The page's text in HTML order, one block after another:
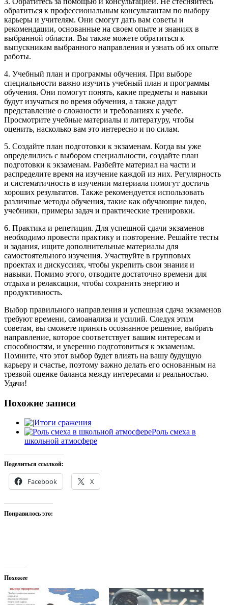
обратиться к профессиональным консультантам по выбору
карьеры и учителям. Они смогут дать вам советы и
рекомендации, основанные на своем опыте и знаниях в
выбранной области. Вы также можете обратиться к
выпускникам выбранного направления и узнать об их опыте
работы.
4. Учебный план и программы обучения. При выборе
специальности важно изучить учебный план и программы
обучения. Они помогут понять, какие предметы и навыки
будут изучаться во время обучения, а также дадут
представление о сложности и требованиях к учебе.
Просмотрите учебные материалы и литературу, чтобы
оценить, насколько вам это интересно и по силам.
5. Создайте план подготовки к экзаменам. Когда вы уже
определились с выбором специальности, создайте план
подготовки к экзаменам. Разбейте материал на части и
распределите время на изучение каждой из них. Регулярность
и систематичность в изучении материала помогут достичь
хороших результатов. Также рекомендуется использовать
различные методы обучения, такие как обучающие видео,
учебники, примеры задач и практические тренировки.
6. Практика и репетиция. Для успешной сдачи экзаменов
необходимо провести практику и повторение. Решайте тесты
и задания, ищите дополнительные материалы для
самостоятельного изучения. Участвуйте в групповых
проектах и дискуссиях, чтобы укрепить свои знания и
навыки. Помимо этого, отводите достаточно времени для
отдыха и релаксации, чтобы сохранить энергию и
продуктивность.
Выбор правильного направления и успешная сдача экзаменов
требуют времени, самоанализа и усилий. Следуя этим
советам, вы сможете принять осознанное решение, выбрать
направление, которое соответствует вашим интересам и
способностям, и уверенно подготовиться к экзаменам.
Помните, что этот выбор будет влиять на вашу будущую
карьеру и счастье, поэтому важно делать его основанным на
трезвой оценке баланса между интересами и реальностью.
Удачи!
Похожие записи
Итоги сражения
Роль смеха в
школьной атмосфере
Поделиться ссылкой:
Facebook X
Понравилось это:
Похожее